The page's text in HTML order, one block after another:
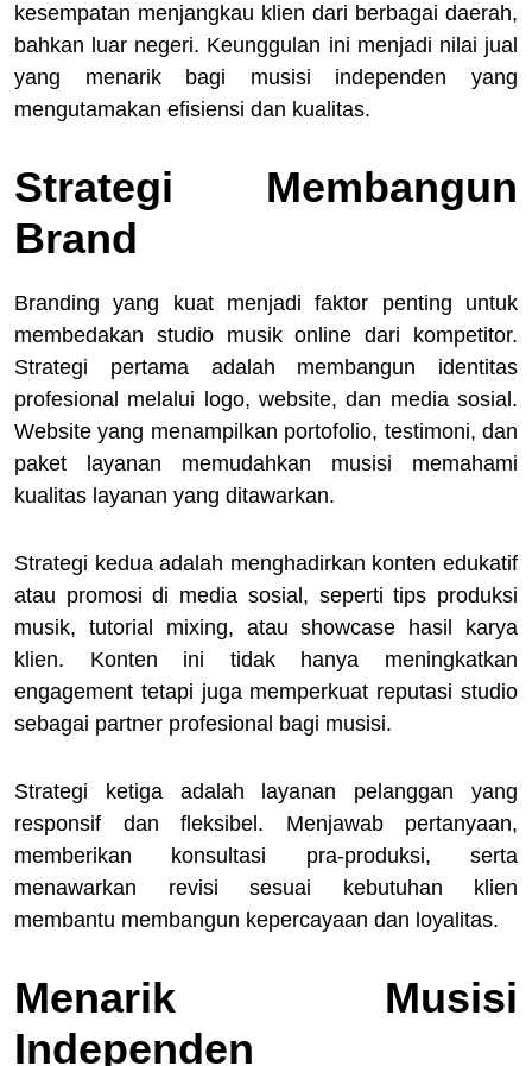
kesempatan menjangkau klien dari berbagai daerah,
bahkan luar negeri. Keunggulan ini menjadi nilai jual
yang menarik bagi musisi independen yang
mengutamakan efisiensi dan kualitas.
Strategi Membangun
Brand
Branding yang kuat menjadi faktor penting untuk
membedakan studio musik online dari kompetitor.
Strategi pertama adalah membangun identitas
profesional melalui logo, website, dan media sosial.
Website yang menampilkan portofolio, testimoni, dan
paket layanan memudahkan musisi memahami
kualitas layanan yang ditawarkan.
Strategi kedua adalah menghadirkan konten edukatif
atau promosi di media sosial, seperti tips produksi
musik, tutorial mixing, atau showcase hasil karya
klien. Konten ini tidak hanya meningkatkan
engagement tetapi juga memperkuat reputasi studio
sebagai partner profesional bagi musisi.
Strategi ketiga adalah layanan pelanggan yang
responsif dan fleksibel. Menjawab pertanyaan,
memberikan konsultasi pra-produksi, serta
menawarkan revisi sesuai kebutuhan klien
membantu membangun kepercayaan dan loyalitas.
Menarik Musisi
Independen